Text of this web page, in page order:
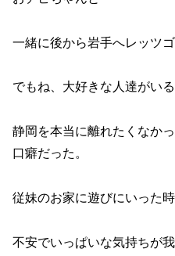
一緒に後から岩手へレッツゴ
でもね、大好きな人達がいる
静岡を本当に離れたくなか
口癖だった。
従妹のお家に遊びにいった
不安でいっぱいな気持ちが